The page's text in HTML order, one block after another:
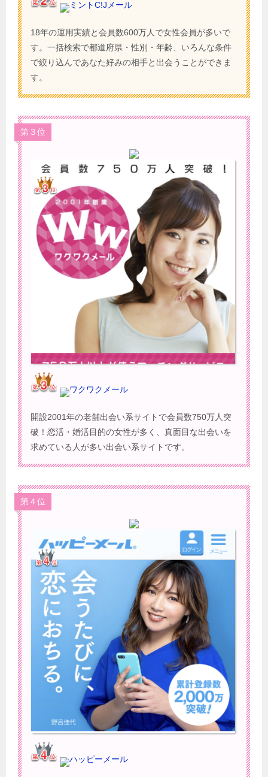
ミントC!Jメール
18年の運用実績と会員数600万人で女性会員が多いで
す。一括検索で都道府県・性別・年齢、いろんな条件
で絞り込んであなた好みの相手と出会うことができま
す。
第３位
ワクワクメール
開設2001年の老舗出会い系サイトで会員数750万人突
破！恋活・婚活目的の女性が多く、真面目な出会いを
求めている人が多い出会い系サイトです。
第４位
ハッピーメール